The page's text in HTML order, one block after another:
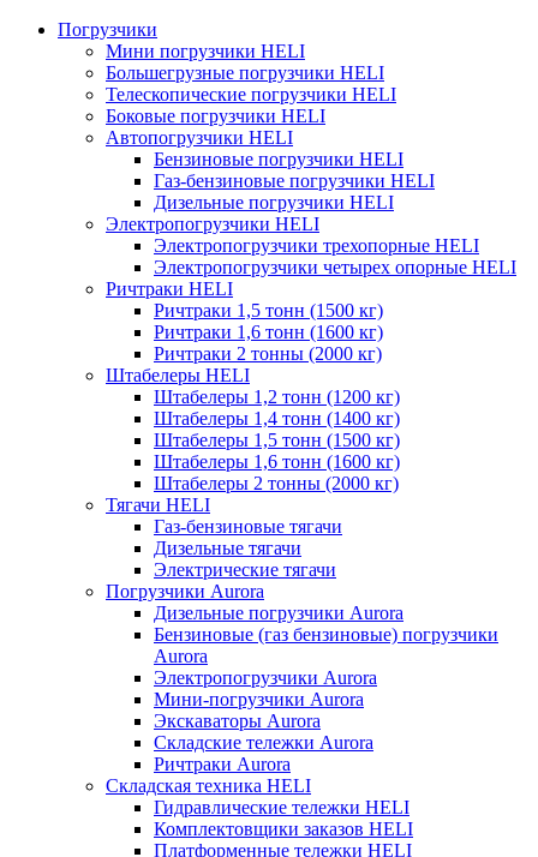
Погрузчики
Мини погрузчики HELI
Большегрузные погрузчики HELI
Телескопические погрузчики HELI
Боковые погрузчики HELI
Автопогрузчики HELI
Бензиновые погрузчики HELI
Газ-бензиновые погрузчики HELI
Дизельные погрузчики HELI
Электропогрузчики HELI
Электропогрузчики трехопорные HELI
Электропогрузчики четырех опорные HELI
Ричтраки HELI
Ричтраки 1,5 тонн (1500 кг)
Ричтраки 1,6 тонн (1600 кг)
Ричтраки 2 тонны (2000 кг)
Штабелеры HELI
Штабелеры 1,2 тонн (1200 кг)
Штабелеры 1,4 тонн (1400 кг)
Штабелеры 1,5 тонн (1500 кг)
Штабелеры 1,6 тонн (1600 кг)
Штабелеры 2 тонны (2000 кг)
Тягачи HELI
Газ-бензиновые тягачи
Дизельные тягачи
Электрические тягачи
Погрузчики Aurora
Дизельные погрузчики Aurora
Бензиновые (газ бензиновые) погрузчики
Aurora
Электропогрузчики Aurora
Мини-погрузчики Aurora
Экскаваторы Aurora
Складские тележки Aurora
Ричтраки Aurora
Складская техника HELI
Гидравлические тележки HELI
Комплектовщики заказов HELI
Платформенные тележки HELI